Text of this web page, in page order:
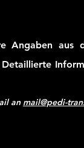
Angaben aus
an mail@pedi-